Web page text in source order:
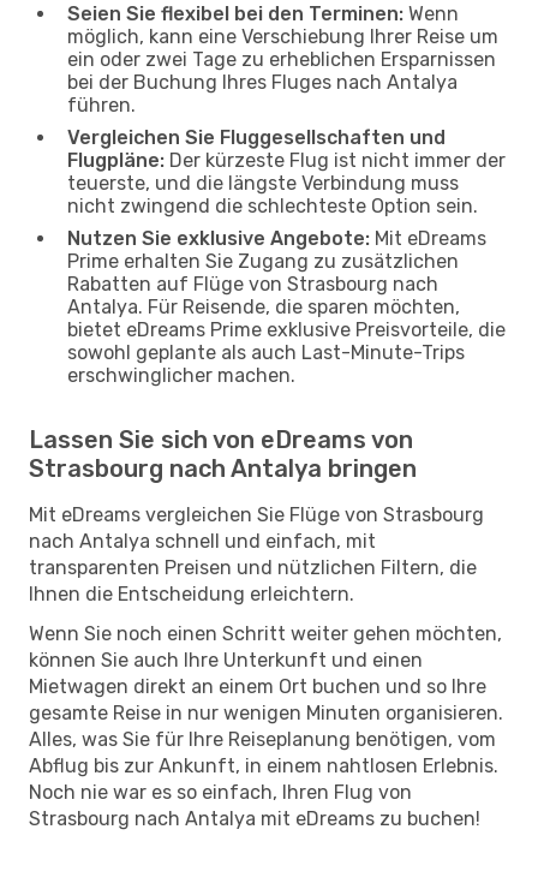
Seien Sie flexibel bei den Terminen: Wenn
möglich, kann eine Verschiebung Ihrer Reise um
ein oder zwei Tage zu erheblichen Ersparnissen
bei der Buchung Ihres Fluges nach Antalya
führen.
Vergleichen Sie Fluggesellschaften und
Flugpläne: Der kürzeste Flug ist nicht immer der
teuerste, und die längste Verbindung muss
nicht zwingend die schlechteste Option sein.
Nutzen Sie exklusive Angebote: Mit eDreams
Prime erhalten Sie Zugang zu zusätzlichen
Rabatten auf Flüge von Strasbourg nach
Antalya. Für Reisende, die sparen möchten,
bietet eDreams Prime exklusive Preisvorteile, die
sowohl geplante als auch Last-Minute-Trips
erschwinglicher machen.
Lassen Sie sich von eDreams von
Strasbourg nach Antalya bringen
Mit eDreams vergleichen Sie Flüge von Strasbourg
nach Antalya schnell und einfach, mit
transparenten Preisen und nützlichen Filtern, die
Ihnen die Entscheidung erleichtern.
Wenn Sie noch einen Schritt weiter gehen möchten,
können Sie auch Ihre Unterkunft und einen
Mietwagen direkt an einem Ort buchen und so Ihre
gesamte Reise in nur wenigen Minuten organisieren.
Alles, was Sie für Ihre Reiseplanung benötigen, vom
Abflug bis zur Ankunft, in einem nahtlosen Erlebnis.
Noch nie war es so einfach, Ihren Flug von
Strasbourg nach Antalya mit eDreams zu buchen!